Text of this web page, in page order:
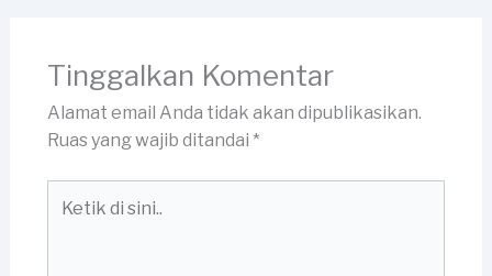
Tinggalkan Komentar
Alamat email Anda tidak akan dipublikasikan.
Ruas yang wajib ditandai *